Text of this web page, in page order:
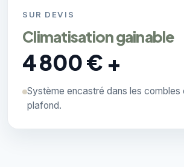
SUR DEVIS
Climatisation gainable
4 800 € +
Système encastré dans les combles
plafond.